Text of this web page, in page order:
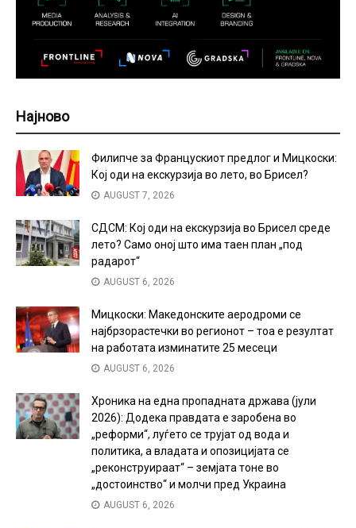
Најново
Филипче за Францускиот предлог и Мицкоски:
Кој оди на екскурзија во лето, во Брисел?
AUGUST 7, 2026
СДСМ: Кој оди на екскурзија во Брисел среде
лето? Само оној што има таен план „под
радарот“
AUGUST 6, 2026
Мицкоски: Македонските аеродроми се
најбрзорастечки во регионот – тоа е резултат
на работата изминатите 25 месеци
AUGUST 6, 2026
Хроника на една пропадната држава (јули
2026): Додека правдата е заробена во
„реформи“, луѓето се трујат од вода и
политика, а владата и опозицијата се
„реконструираат“ – земјата тоне во
„достоинство“ и молчи пред Украина
AUGUST 6, 2026